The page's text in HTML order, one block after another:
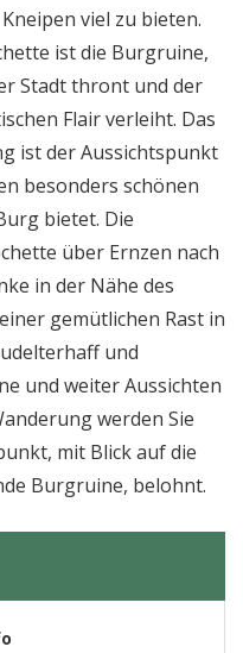
viel zu bieten.
ist die Burgruine,
Stadt thront und der
Flair verleiht. Das
ist der Aussichtspunkt
besonders schönen
bietet. Die
über Ernzen nach
in der Nähe des
gemütlichen Rast in
und
und weiter Aussichten
werden Sie
mit Blick auf die
Burgruine, belohnt.